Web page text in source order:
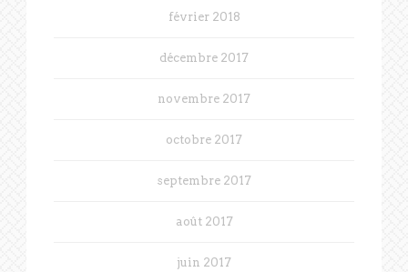
février 2018
décembre 2017
novembre 2017
octobre 2017
septembre 2017
août 2017
juin 2017